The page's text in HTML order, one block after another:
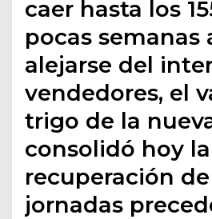
caer hasta los
pocas semanas
alejarse del
vendedores, el
trigo de la
consolidó hoy la
recuperación
jornadas